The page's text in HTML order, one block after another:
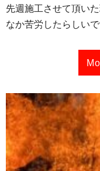
先週施工させて頂い
なか苦労したらしい